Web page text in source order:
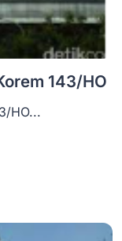
143/HO
HO...